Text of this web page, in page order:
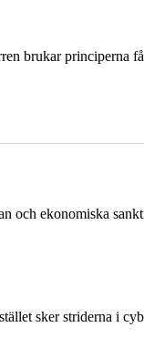
brukar principerna
och ekonomiska
sker striderna i